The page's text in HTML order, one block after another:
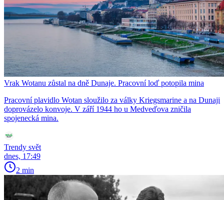
Vrak Wotanu zůstal na dně Dunaje. Pracovní loď potopila mina
Pracovní plavidlo Wotan sloužilo za války Kriegsmarine a na Dunaji
doprovázelo konvoje. V září 1944 ho u Medveďova zničila
spojenecká mina.
Trendy svět
dnes, 17:49
2 min